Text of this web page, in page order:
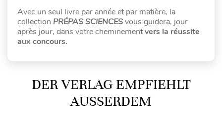
Avec un seul livre par année et par matière, la
collection PRÉPAS SCIENCESvous guidera, jour
après jour, dans votre cheminementvers la réussite
aux concours.
DER VERLAG EMPFIEHLT
AUSSERDEM